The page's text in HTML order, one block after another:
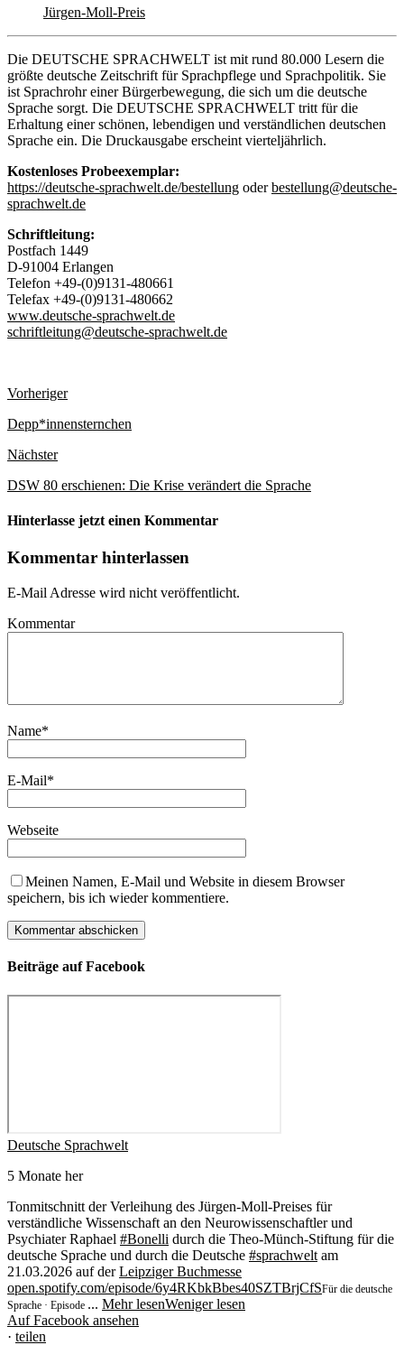
Jürgen-Moll-Preis
Die DEUTSCHE SPRACHWELT ist mit rund 80.000 Lesern die
größte deutsche Zeitschrift für Sprachpflege und Sprachpolitik. Sie
ist Sprachrohr einer Bürgerbewegung, die sich um die deutsche
Sprache sorgt. Die DEUTSCHE SPRACHWELT tritt für die
Erhaltung einer schönen, lebendigen und verständlichen deutschen
Sprache ein. Die Druckausgabe erscheint vierteljährlich.
Kostenloses Probeexemplar:
https://deutsche-sprachwelt.de/bestellung oderbestellung@deutsche-
sprachwelt.de
Schriftleitung:
Postfach 1449
D-91004 Erlangen
Telefon +49-(0)9131-480661
Telefax +49-(0)9131-480662
www.deutsche-sprachwelt.de
schriftleitung@deutsche-sprachwelt.de
Vorheriger
Depp*innensternchen
Nächster
DSW 80 erschienen: Die Krise verändert die Sprache
Hinterlasse jetzt einen Kommentar
Kommentar hinterlassen
E-Mail Adresse wird nicht veröffentlicht.
Kommentar
Name*
E-Mail*
Webseite
Meinen Namen, E-Mail und Website in diesem Browser
speichern, bis ich wieder kommentiere.
Beiträge auf Facebook
Deutsche Sprachwelt
5 Monate her
Tonmitschnitt der Verleihung des Jürgen-Moll-Preises für
verständliche Wissenschaft an den Neurowissenschaftler und
Psychiater Raphael #Bonelli durch die Theo-Münch-Stiftung für die
deutsche Sprache und durch die Deutsche #sprachwelt am
21.03.2026 auf derLeipziger Buchmesse
open.spotify.com/episode/6y4RKbkBbes40SZTBrjCfSFür die deutsche
Sprache · Episode ... Mehr lesenWeniger lesen
Auf Facebook ansehen
· teilen